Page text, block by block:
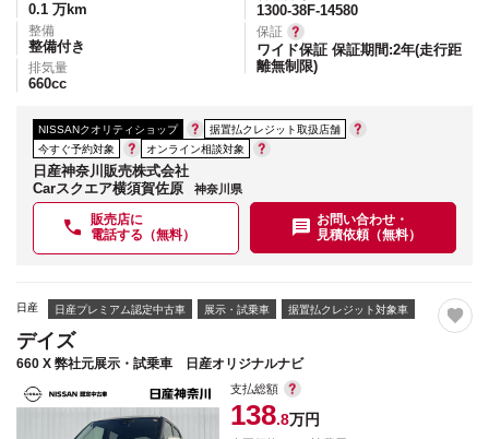
0.1 万km
整備
整備付き
排気量
660cc
1300-38F-14580
保証
ワイド保証 保証期間:2年(走行距
離無制限)
NISSANクオリティショップ
据置払クレジット取扱店舗
今すぐ予約対象
オンライン相談対象
日産神奈川販売株式会社
Carスクエア横須賀佐原
神奈川県
販売店に
電話する（無料）
お問い合わせ・
見積依頼（無料）
日産 日産プレミアム認定中古車 展示・試乗車 据置払クレジット対象車
デイズ
660 X 弊社元展示・試乗車 日産オリジナルナビ
支払総額
138.8万円